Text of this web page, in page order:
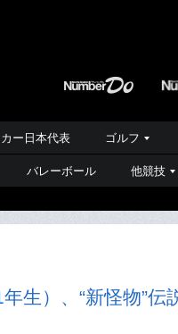
ー日本代表 ゴルフ
バレーボール 他競技
生）、“新怪物”伝